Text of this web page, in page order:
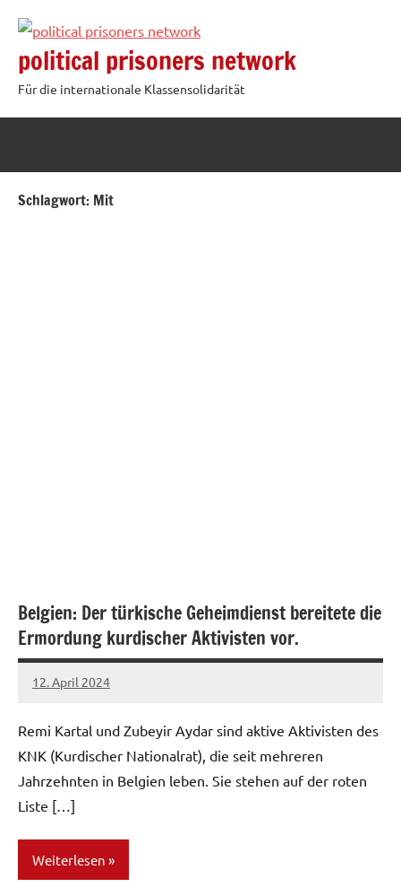
Inhalt
springen
political prisoners network
Für die internationale Klassensolidarität
Schlagwort: Mit
Belgien: Der türkische Geheimdienst bereitete die
Ermordung kurdischer Aktivisten vor.
12. April 2024
network
Remi Kartal und Zubeyir Aydar sind aktive Aktivisten des
KNK (Kurdischer Nationalrat), die seit mehreren
Jahrzehnten in Belgien leben. Sie stehen auf der roten
Liste […]
Weiterlesen